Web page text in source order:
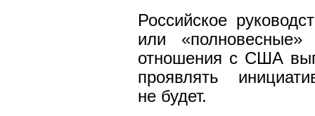
Российское
или
отношения с США
проявлять
не будет.